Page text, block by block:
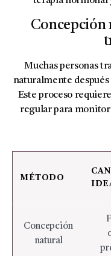
Concepción
Muchas personas
naturalmente
Este proceso
regular para
MÉTODO
Concepción
natural